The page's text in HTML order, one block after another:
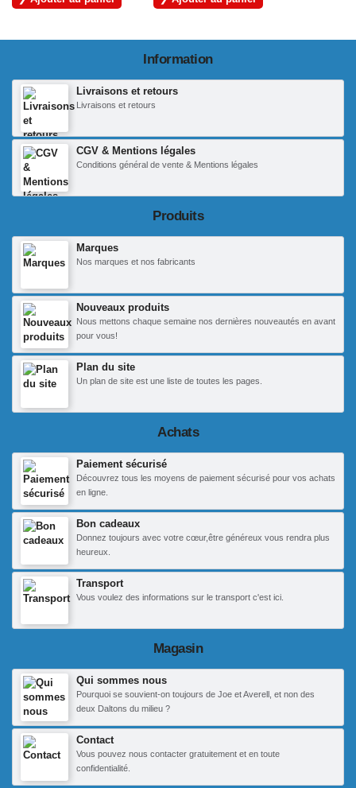
Information
Livraisons et retours
Livraisons et retours
CGV & Mentions légales
Conditions général de vente & Mentions légales
Produits
Marques
Nos marques et nos fabricants
Nouveaux produits
Nous mettons chaque semaine nos dernières nouveautés en avant
pour vous!
Plan du site
Un plan de site est une liste de toutes les pages.
Achats
Paiement sécurisé
Découvrez tous les moyens de paiement sécurisé pour vos achats
en ligne.
Bon cadeaux
Donnez toujours avec votre cœur,être généreux vous rendra plus
heureux.
Transport
Vous voulez des informations sur le transport c'est ici.
Magasin
Qui sommes nous
Pourquoi se souvient-on toujours de Joe et Averell, et non des
deux Daltons du milieu ?
Contact
Vous pouvez nous contacter gratuitement et en toute
confidentialité.